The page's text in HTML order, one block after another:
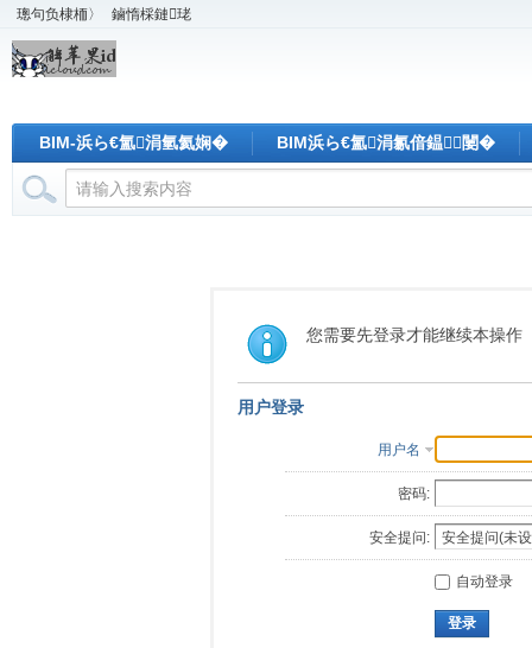
璁句负棣栭〉 鏀惰棌鏈珯
BIM-浜ら€氳涓氫氦娴� BIM浜ら€氳涓氱偣鎾闄�
您需要先登录才能继续本操作
用户登录
用户名
密码:
安全提问:
自动登录
登录